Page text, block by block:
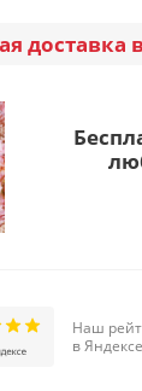
Наш
в Яндексе